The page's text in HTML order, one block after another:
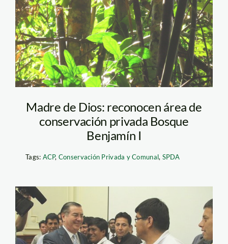
Madre de Dios: reconocen área de
conservación privada Bosque
Benjamín I
Tags: ACP, Conservación Privada y Comunal, SPDA
mineros_ejecutivo_pcm